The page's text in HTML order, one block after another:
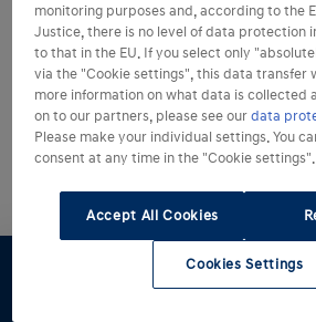
NEXEN 235 55 R 18 XL1
PDF 157.83 KB
NEXEN 235 55 R 18 XL2
PDF 159.33 KB
monitoring purposes and, according to the
Justice, there is no level of data protection
to that in the EU. If you select only
via the "Cookie settings", this data transfer
more information on what data is collected
on to our partners, please see ourdata
Please make your individual settings. You
consent at any time in the "Cookie settings".
Accept All Cookies
Cookies Settings